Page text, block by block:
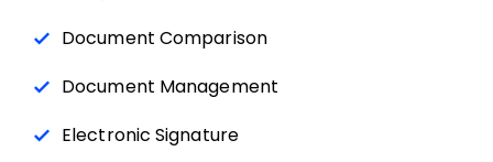
Document Comparison
Document Management
Electronic Signature